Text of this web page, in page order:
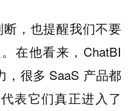
，也提醒我们不要
在他看来，ChatBI
，很多 SaaS 产品都
表它们真正进入了